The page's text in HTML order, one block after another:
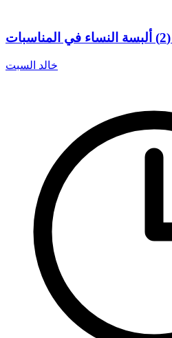
خالد السبت